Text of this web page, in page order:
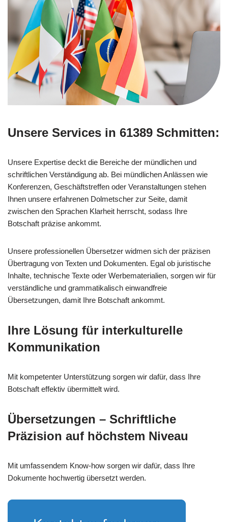
Unsere Services in 61389 Schmitten:
Unsere Expertise deckt die Bereiche der mündlichen und
schriftlichen Verständigung ab. Bei mündlichen Anlässen wie
Konferenzen, Geschäftstreffen oder Veranstaltungen stehen
Ihnen unsere erfahrenen Dolmetscher zur Seite, damit
zwischen den Sprachen Klarheit herrscht, sodass Ihre
Botschaft präzise ankommt.
Unsere professionellen Übersetzer widmen sich der präzisen
Übertragung von Texten und Dokumenten. Egal ob juristische
Inhalte, technische Texte oder Werbematerialien, sorgen wir für
verständliche und grammatikalisch einwandfreie
Übersetzungen, damit Ihre Botschaft ankommt.
Ihre Lösung für interkulturelle
Kommunikation
Mit kompetenter Unterstützung sorgen wir dafür, dass Ihre
Botschaft effektiv übermittelt wird.
Übersetzungen – Schriftliche
Präzision auf höchstem Niveau
Mit umfassendem Know-how sorgen wir dafür, dass Ihre
Dokumente hochwertig übersetzt werden.